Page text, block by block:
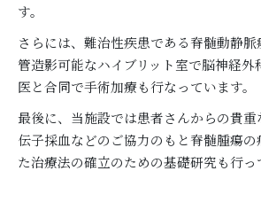
す。
さらには、難治性疾患である脊髄動静
管造影可能なハイブリット室で脳神経外
医と合同で手術加療も行なっています。
最後に、当施設では患者さんからの貴
伝子採血などのご協力のもと脊髄腫瘍
た治療法の確立のための基礎研究も行っ